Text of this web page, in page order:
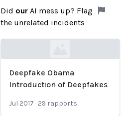
Did our AI mess up? Flag
the unrelated incidents
Deepfake Obama
Introduction of Deepfakes
Jul 2017 · 29 rapports